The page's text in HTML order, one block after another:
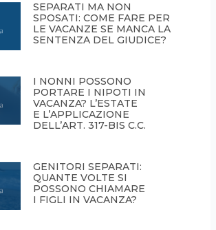
SEPARATI MA NON
SPOSATI: COME FARE PER
LE VACANZE SE MANCA LA
SENTENZA DEL GIUDICE?
I NONNI POSSONO
PORTARE I NIPOTI IN
VACANZA? L’ESTATE
E L’APPLICAZIONE
DELL’ART. 317-BIS C.C.
GENITORI SEPARATI:
QUANTE VOLTE SI
POSSONO CHIAMARE
I FIGLI IN VACANZA?